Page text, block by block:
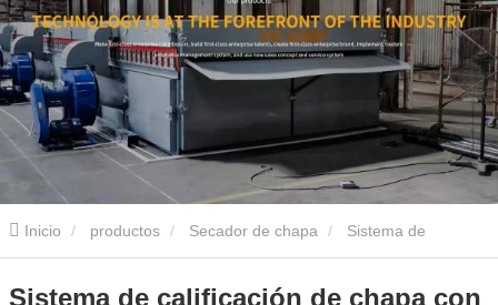
Inicio productos Secador de chapa
calificación de chapa con inspección de IA
Sistema de calificación de chapa con